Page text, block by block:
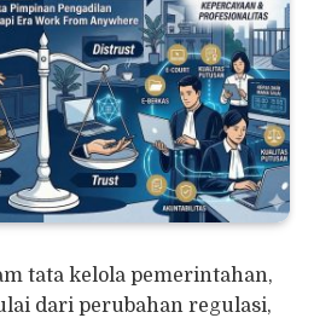
tata kelola pemerintahan,
dari perubahan regulasi,